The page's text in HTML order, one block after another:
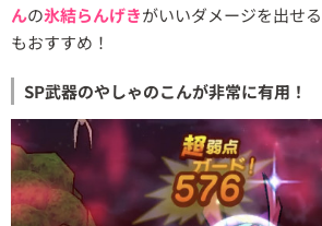
んの氷結らんげきがいいダメージを出せ
もおすすめ！
SP武器のやしゃのこんが非常に有用！